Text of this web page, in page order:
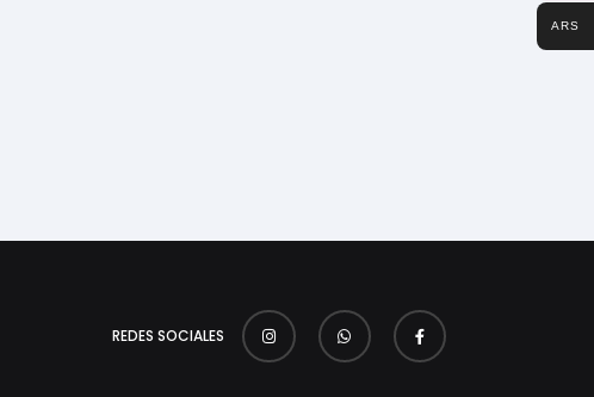
REDES SOCIALES
ARS